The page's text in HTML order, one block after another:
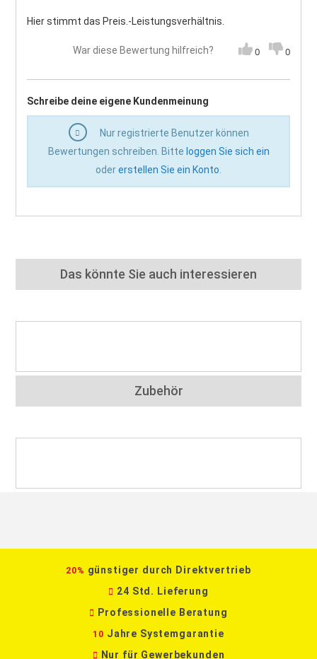
Hier stimmt das Preis.-Leistungsverhältnis.
War diese Bewertung hilfreich? 0 0
Schreibe deine eigene Kundenmeinung
Nur registrierte Benutzer können
Bewertungen schreiben. Bitte loggen Sie sich ein
odererstellen Sie ein Konto
Das könnte Sie auch interessieren
Zubehör
20% günstiger durch Direktvertrieb
24 Std. Lieferung
Professionelle Beratung
10 Jahre Systemgarantie
Nur für Gewerbekunden